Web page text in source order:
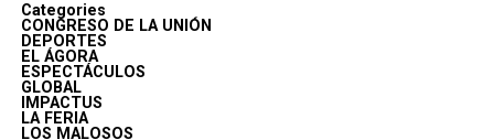
Categories
CONGRESO DE LA UNIÓN
DEPORTES
EL ÁGORA
ESPECTÁCULOS
GLOBAL
IMPACTUS
LA FERIA
LOS MALOSOS